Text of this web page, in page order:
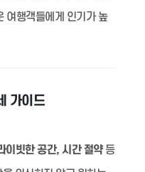
여행객들에게 인기가 높
가이드
이빗한 공간, 시간 절약등